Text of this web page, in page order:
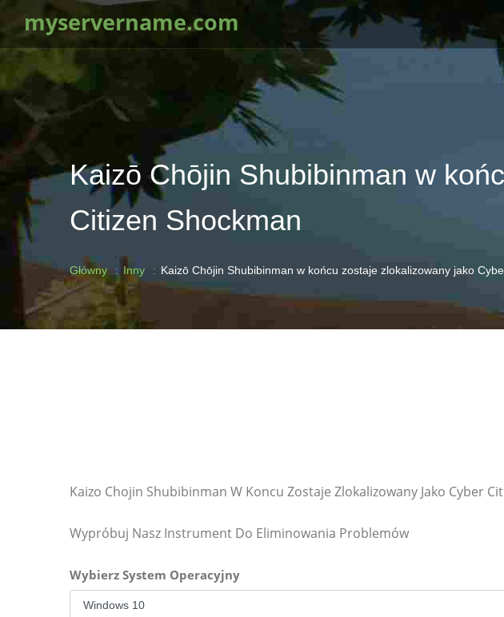
myservername.com
Kaizō Chōjin Shubibinman w
Citizen Shockman
Główny Inny Kaizō Chōjin Shubibinman w końcu zostaje zlokalizowany jako
Kaizo Chojin Shubibinman W Koncu Zostaje Zlokalizowany Jako Cyber
Wypróbuj Nasz Instrument Do Eliminowania Problemów
Wybierz System Operacyjny